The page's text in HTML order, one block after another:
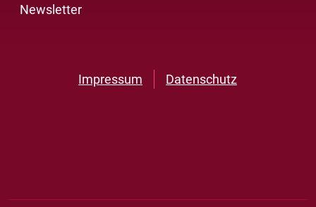
Newsletter
Impressum Datenschutz